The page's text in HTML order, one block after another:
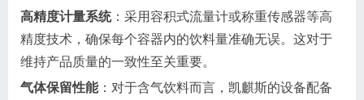
高精度计量系统：采用容积式流量计或称重传感器等高
精度技术，确保每个容器内的饮料量准确无误。这对于
维持产品质量的一致性至关重要。
气体保留性能：对于含气饮料而言，凯麒斯的设备配备